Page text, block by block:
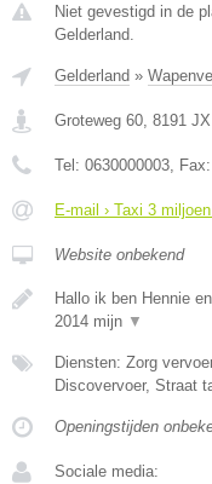
Niet gevestigd in de
Gelderland.
Gelderland »
Groteweg 60 8191 JX
Tel: 0630000003 , Fax:
E-mail › Taxi 3
Website onbekend
Hallo ik ben Hennie
2014 mijn ▼
Diensten: Zorg
Discovervoer, Straat
Openingstijden
Sociale media: